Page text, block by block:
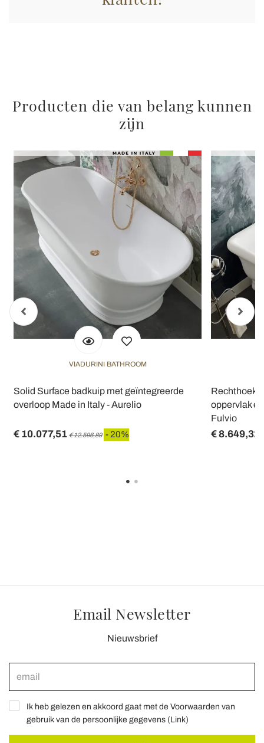
Producten die van belang kunnen
zijn
VIADURINI BATHROOM
Solid Surface badkuip met geïntegreerde
overloop Made in Italy - Aurelio
€ 10.077,51 € 12.596,89 - 20%
oppervlak
Fulvio
€ 8.649,32
Email Newsletter
Nieuwsbrief
Ik heb gelezen en akkoord gaat met de Voorwaarden van
gebruik van de persoonlijke gegevens (Link)